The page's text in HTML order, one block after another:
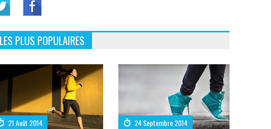
LES PLUS POPULAIRES
21 Août 2014 24 Septembre 2014